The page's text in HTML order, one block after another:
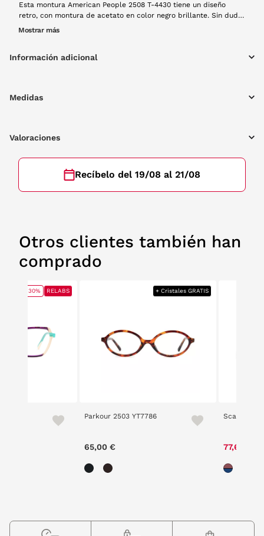
Esta montura American People 2508 T-4430 tiene un diseño
retro, con montura de acetato en color negro brillante. Sin duda
el complemento perfecto para completar cualquiera de looks,
Mostrar más
Información adicional
Medidas
Valoraciones
Recíbelo del 19/08 al 21/08
Otros clientes también han
comprado
30% RELABS
Parkour 2503 YT7786
65,00 €
+ Cristales GRATIS
Scalpers
77,60 €